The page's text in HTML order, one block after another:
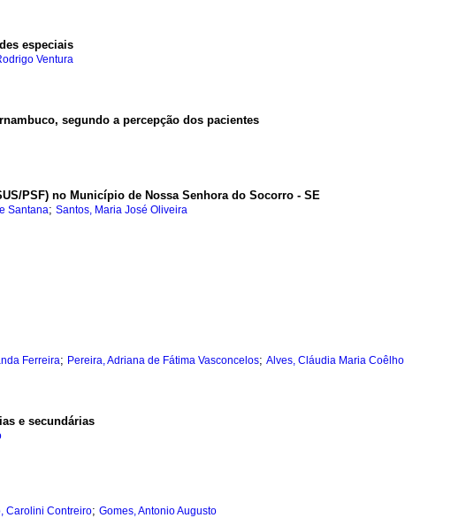
especiais
Ventura
segundo a percepção dos pacientes
PSF) no Município de Nossa Senhora do Socorro - SE
Santana; Santos, Maria José Oliveira
Ferreira; Pereira, Adriana de Fátima Vasconcelos; Alves, Cláudia Maria Coêlho
e secundárias
Carolini Contreiro; Gomes, Antonio Augusto